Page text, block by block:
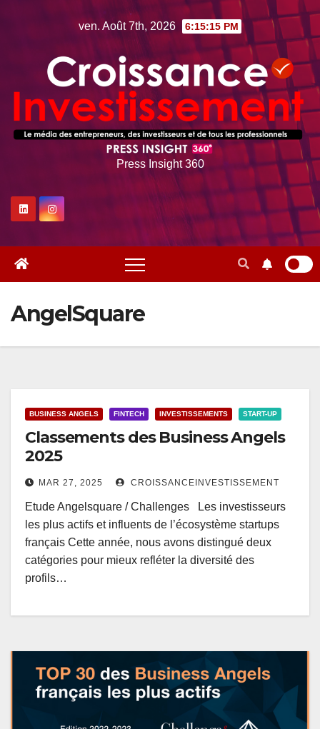
ven. Août 7th, 2026 6:15:16 PM
Press Insight 360
AngelSquare
BUSINESS ANGELS FINTECH INVESTISSEMENTS START-UP
Classements des Business Angels
2025
MAR 27, 2025 CROISSANCEINVESTISSEMENT
Etude Angelsquare / Challenges Les investisseurs
les plus actifs et influents de l’écosystème startups
français Cette année, nous avons distingué deux
catégories pour mieux refléter la diversité des
profils…